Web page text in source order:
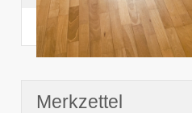
noch nichts angesehen
Merkzettel